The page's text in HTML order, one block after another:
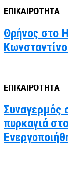
ΕΠΙΚΑΙΡΟΤΗΤΑ
Θρήνος στο
ΕΠΙΚΑΙΡΟΤΗΤΑ
Συναγερμός
πυρκαγιά